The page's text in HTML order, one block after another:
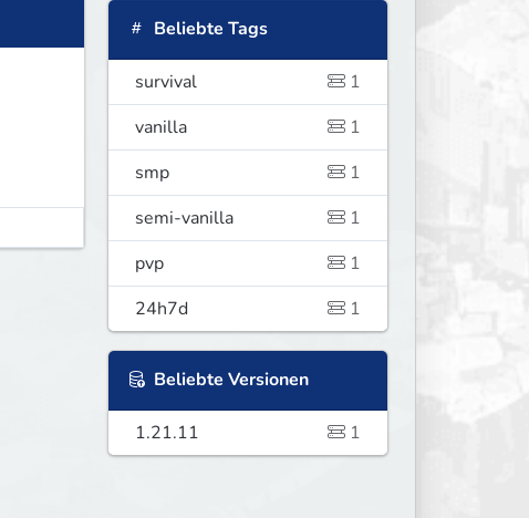
Beliebte Tags
survival
1
vanilla
1
smp
1
semi-vanilla
1
pvp
1
24h7d
1
Beliebte Versionen
1.21.11 1